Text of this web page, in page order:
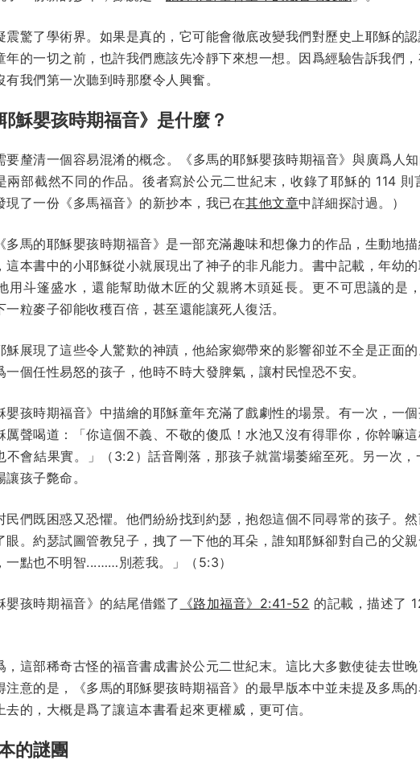
震驚了學術界。如果是真的，它可能會徹底改變我們對歷史上耶穌的
年的一切之前，也許我們應該先冷靜下來想一想。因爲經驗告訴我們
我們第一次聽到時那麼令人興奮。
穌嬰孩時期福音》是什麼？
要釐清一個容易混淆的概念。《多馬的耶穌嬰孩時期福音》與廣爲人
兩部截然不同的作品。後者寫於公元二世紀末，收錄了耶穌的 114
現了一份《多馬福音》的新抄本，我已在其他文章中詳細探討過。）
多馬的耶穌嬰孩時期福音》是一部充滿趣味和想像力的作品，生動地
這本書中的小耶穌從小就展現出了神子的非凡能力。書中記載，年幼
用斗篷盛水，還能幫助做木匠的父親將木頭延長。更不可思議的是
一粒麥子卻能收穫百倍，甚至還能讓死人復活。
穌展現了這些令人驚歎的神蹟，他給家鄉帶來的影響卻並不全是正面
一個任性易怒的孩子，他時不時大發脾氣，讓村民惶恐不安。
嬰孩時期福音》中描繪的耶穌童年充滿了戲劇性的場景。有一次，一
厲聲喝道：「你這個不義、不敬的傻瓜！水池又沒有得罪你，你幹嘛
不會結果實。」（3:2）話音剛落，那孩子就當場萎縮至死。另一次
孩子斃命。
民們既困惑又恐懼。他們紛紛找到約瑟，抱怨這個不同尋常的孩子。
眼。約瑟試圖管教兒子，拽了一下他的耳朵，誰知耶穌卻對自己的父
一點也不明智...……別惹我。」（5:3）
嬰孩時期福音》的結尾借鑑了 《路加福音》2:41-52 的記載，描述了
，這部稀奇古怪的福音書成書於公元二世紀末。這比大多數使徒去世
注意的是，《多馬的耶穌嬰孩時期福音》的最早版本中並未提及多馬
去的，大概是爲了讓這本書看起來更權威，更可信。
的謎團